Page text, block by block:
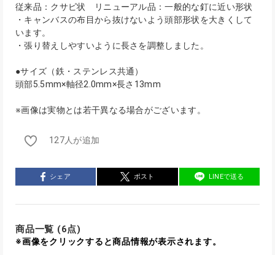
従来品：クサビ状 リニューアル品：一般的な釘に近い形状
・キャンバスの布目から抜けないよう頭部形状を大きくして
います。
・張り替えしやすいように長さを調整しました。
●サイズ（鉄・ステンレス共通）
頭部5.5mm×軸径2.0mm×長さ13mm
※画像は実物とは若干異なる場合がございます。
127人が追加
シェア ポスト LINEで送る
商品一覧 (6点)
※画像をクリックすると商品情報が表示されます。